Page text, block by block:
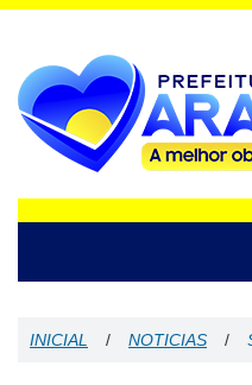
INICIAL / NOTICIAS /